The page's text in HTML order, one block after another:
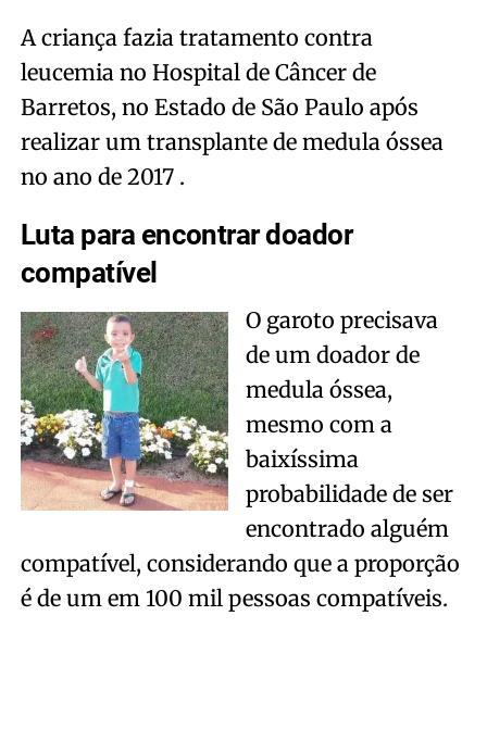
A criança fazia tratamento contra
leucemia no Hospital de Câncer de
Barretos, no Estado de São Paulo após
realizar um transplante de medula óssea
no ano de 2017 .
Luta para encontrar doador
compatível
O garoto precisava
de um doador de
medula óssea,
mesmo com a
baixíssima
probabilidade de ser
encontrado alguém
compatível, considerando que a proporção
é de um em 100 mil pessoas compatíveis.